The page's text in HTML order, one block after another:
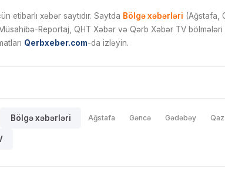
etibarlı xəbər saytıdır. Saytda Bölgə xəbərləri (Ağstafa,
Reportaj, QHT Xəbər və Qərb Xəbər TV
Qerbxeber.com-da izləyin.
Bölgə xəbərləri Ağstafa Gəncə Gədəbəy